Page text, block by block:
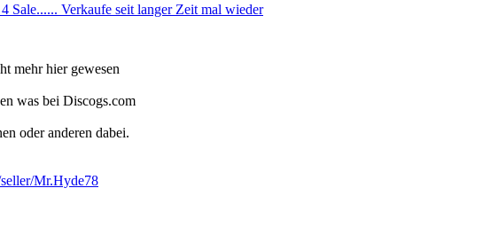
Sale...... Verkaufe seit langer Zeit mal wieder
mehr hier gewesen
was bei Discogs.com
oder anderen dabei.
Mr.Hyde78